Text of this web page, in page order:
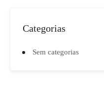
Categorias
Sem categorias